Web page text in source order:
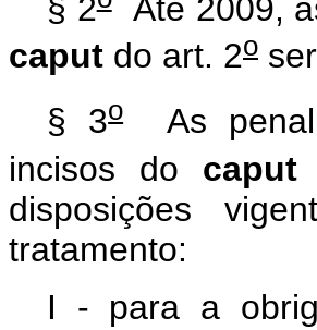
§ 2 Até 2009,
caput do art. 2o
§ 3oAs
incisos do caput
disposições
tratamento:
I - para a